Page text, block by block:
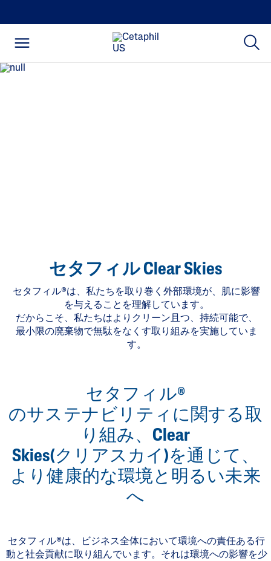
セタフィル Clear Skies
セタフィル®は、私たちを取り巻く外部環境が、肌に影響
を与えることを理解しています。
だからこそ、私たちはよりクリーン且つ、持続可能で、
最小限の廃棄物で無駄をなくす取り組みを実施していま
す。
セタフィル®
のサステナビリティに関する取
り組み、Clear
Skies(クリアスカイ)を通じて、
より健康的な環境と明るい未来
へ
セタフィル®は、ビジネス全体において環境への責任ある行
動と社会貢献に取り組んでいます。それは環境への影響を少